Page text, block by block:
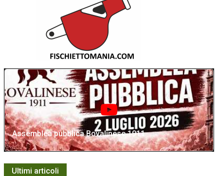
Assemblea pubblica Bovalinese 1911
Ultimi articoli